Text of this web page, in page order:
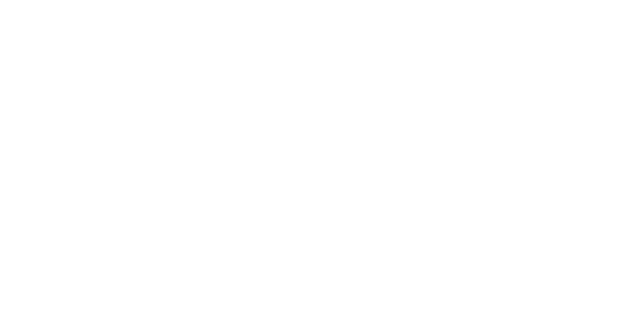
معلوم کریں